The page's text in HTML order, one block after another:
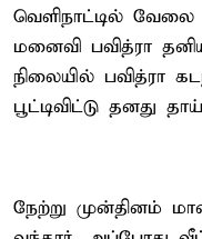
வெளிநாட்டில் வேலை
மனைவி பவித்ரா
நிலையில் பவித்ரா
பூட்டிவிட்டு தனது
நேற்று முன்தினம்